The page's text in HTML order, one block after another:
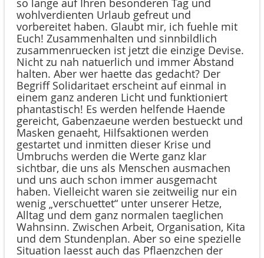
so lange auf Ihren besonderen Tag und
wohlverdienten Urlaub gefreut und
vorbereitet haben. Glaubt mir, ich fuehle mit
Euch! Zusammenhalten und sinnbildlich
zusammenruecken ist jetzt die einzige Devise.
Nicht zu nah natuerlich und immer Abstand
halten. Aber wer haette das gedacht? Der
Begriff Solidaritaet erscheint auf einmal in
einem ganz anderen Licht und funktioniert
phantastisch! Es werden helfende Haende
gereicht, Gabenzaeune werden bestueckt und
Masken genaeht, Hilfsaktionen werden
gestartet und inmitten dieser Krise und
Umbruchs werden die Werte ganz klar
sichtbar, die uns als Menschen ausmachen
und uns auch schon immer ausgemacht
haben. Vielleicht waren sie zeitweilig nur ein
wenig „verschuettet“ unter unserer Hetze,
Alltag und dem ganz normalen taeglichen
Wahnsinn. Zwischen Arbeit, Organisation, Kita
und dem Stundenplan. Aber so eine spezielle
Situation laesst auch das Pflaenzchen der